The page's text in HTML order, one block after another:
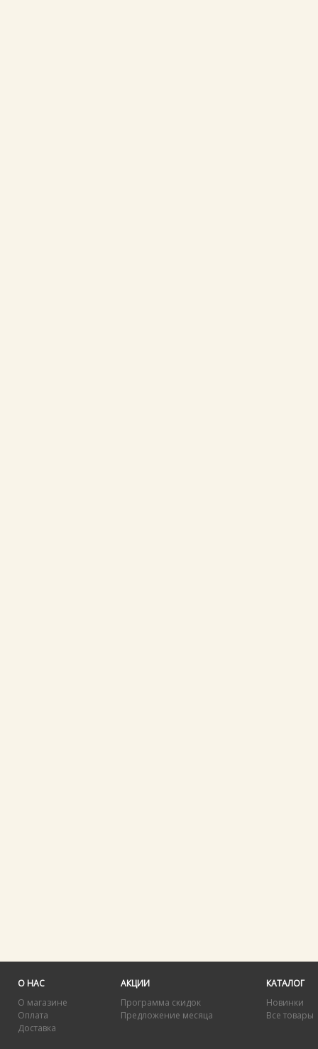
О НАС
О магазине
Оплата
Доставка
АКЦИИ
Программа скидок
Предложение месяца
КАТАЛОГ
Новинки
Все товары